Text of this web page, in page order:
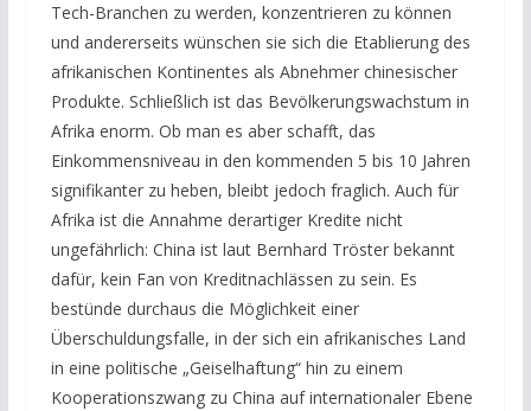
Tech-Branchen zu werden, konzentrieren zu können
und andererseits wünschen sie sich die Etablierung des
afrikanischen Kontinentes als Abnehmer chinesischer
Produkte. Schließlich ist das Bevölkerungswachstum in
Afrika enorm. Ob man es aber schafft, das
Einkommensniveau in den kommenden 5 bis 10 Jahren
signifikanter zu heben, bleibt jedoch fraglich. Auch für
Afrika ist die Annahme derartiger Kredite nicht
ungefährlich: China ist laut Bernhard Tröster bekannt
dafür, kein Fan von Kreditnachlässen zu sein. Es
bestünde durchaus die Möglichkeit einer
Überschuldungsfalle, in der sich ein afrikanisches Land
in eine politische „Geiselhaftung“ hin zu einem
Kooperationszwang zu China auf internationaler Ebene